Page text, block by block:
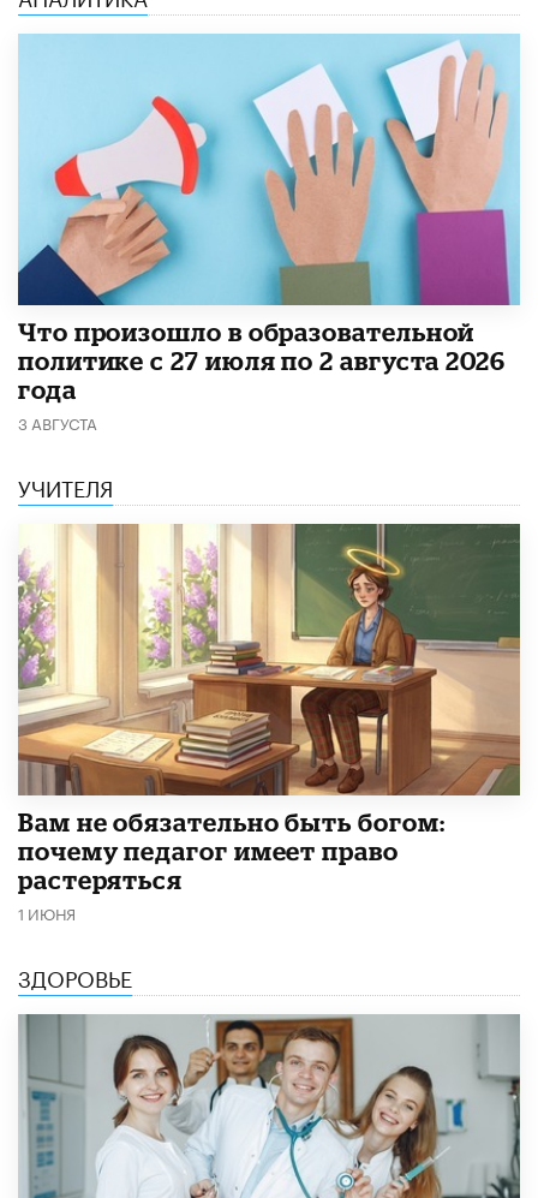
​Что произошло в образовательной
политике с 27 июля по 2 августа 2026
года
3 АВГУСТА
УЧИТЕЛЯ
​Вам не обязательно быть богом:
почему педагог имеет право
растеряться
1 ИЮНЯ
ЗДОРОВЬЕ